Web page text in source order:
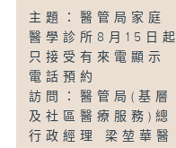
主題：醫管局家庭
醫學診所8月15日起
只接受有來電顯示
電話預約
訪問：醫管局(基層
及社區醫療服務)總
行政經理 梁堃華醫